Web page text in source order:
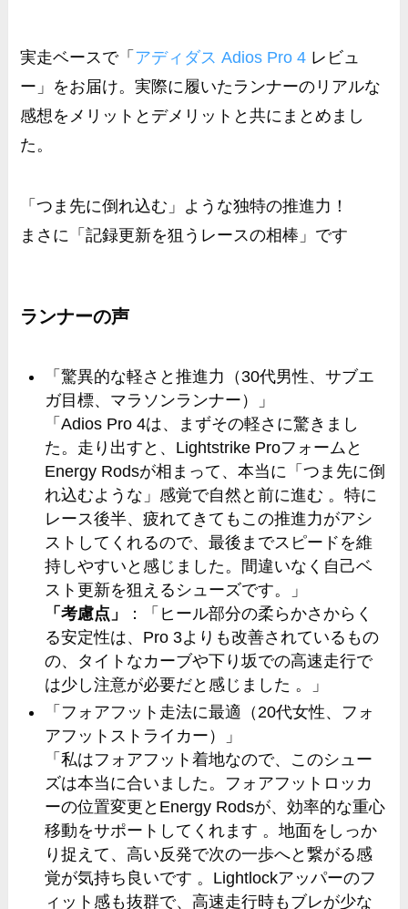
実走ベースで「 アディダス Adios Pro 4 レビュ
ー」をお届け。実際に履いたランナーのリアルな
感想をメリットとデメリットと共にまとめまし
た。
「つま先に倒れ込む」ような独特の推進力！
まさに「記録更新を狙うレースの相棒」です
ランナーの声
「驚異的な軽さと推進力（30代男性、サブエ
ガ目標、マラソンランナー）」
「Adios Pro 4は、まずその軽さに驚きまし
た。走り出すと、Lightstrike Proフォームと
Energy Rodsが相まって、本当に「つま先に倒
れ込むような」感覚で自然と前に進む 。特に
レース後半、疲れてきてもこの推進力がアシ
ストしてくれるので、最後までスピードを維
持しやすいと感じました。間違いなく自己ベ
スト更新を狙えるシューズです。」
「考慮点」
：「ヒール部分の柔らかさからく
る安定性は、Pro 3よりも改善されているもの
の、タイトなカーブや下り坂での高速走行で
は少し注意が必要だと感じました 。」
「フォアフット走法に最適（20代女性、フォ
アフットストライカー）」
「私はフォアフット着地なので、このシュー
ズは本当に合いました。フォアフットロッカ
ーの位置変更とEnergy Rodsが、効率的な重心
移動をサポートしてくれます 。地面をしっか
り捉えて、高い反発で次の一歩へと繋がる感
覚が気持ち良いです 。Lightlockアッパーのフ
ィット感も抜群で、高速走行時もブレが少な